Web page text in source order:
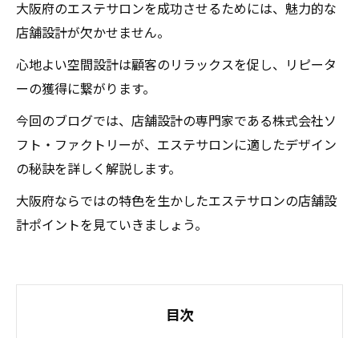
大阪府のエステサロンを成功させるためには、魅力的な
店舗設計が欠かせません。
心地よい空間設計は顧客のリラックスを促し、リピータ
ーの獲得に繋がります。
今回のブログでは、店舗設計の専門家である株式会社ソ
フト・ファクトリーが、エステサロンに適したデザイン
の秘訣を詳しく解説します。
大阪府ならではの特色を生かしたエステサロンの店舗設
計ポイントを見ていきましょう。
目次